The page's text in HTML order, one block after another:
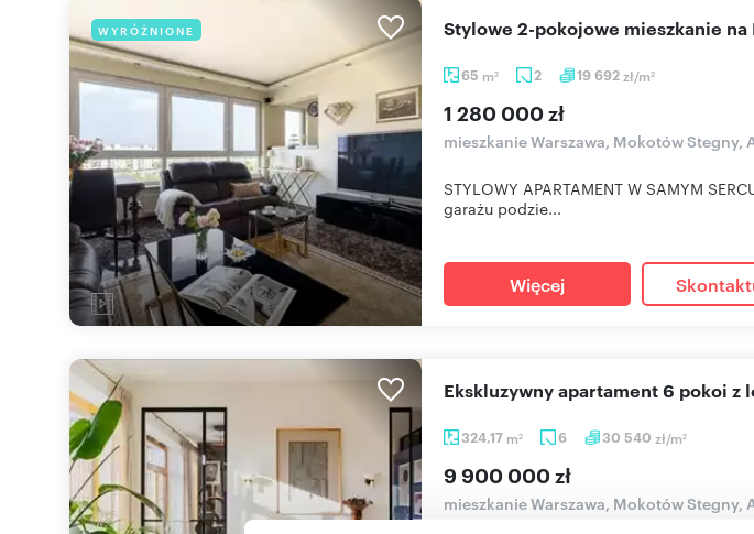
WYRÓŻNIONE
65 m2 2 19 692zł/m2
Stylowe 2-pokojowe mieszkanie
1 280 000 zł
mieszkanie Warszawa, Mokotów Stegny,
STYLOWY APARTAMENT W SAMYM
garażu podzie...
Więcej
324,17 m2 6 30 540 zł/m2
Ekskluzywny apartament 6 pokoi
9 900 000 zł
mieszkanie Warszawa, Mokotów Stegny,